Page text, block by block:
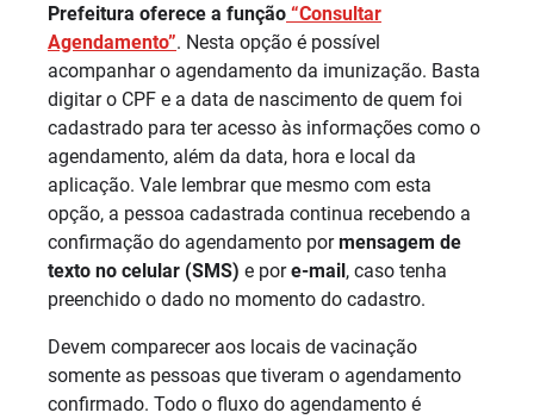
Prefeitura oferece a função “Consultar
Agendamento”. Nesta opção é possível
acompanhar o agendamento da imunização. Basta
digitar o CPF e a data de nascimento de quem foi
cadastrado para ter acesso às informações como o
agendamento, além da data, hora e local da
aplicação. Vale lembrar que mesmo com esta
opção, a pessoa cadastrada continua recebendo a
confirmação do agendamento pormensagem de
texto no celular (SMS) e pore-mail, caso tenha
preenchido o dado no momento do cadastro.
Devem comparecer aos locais de vacinação
somente as pessoas que tiveram o agendamento
confirmado. Todo o fluxo do agendamento é